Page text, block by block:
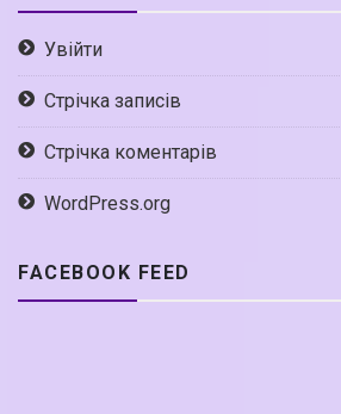
Увійти
Стрічка записів
Стрічка коментарів
WordPress.org
FACEBOOK FEED